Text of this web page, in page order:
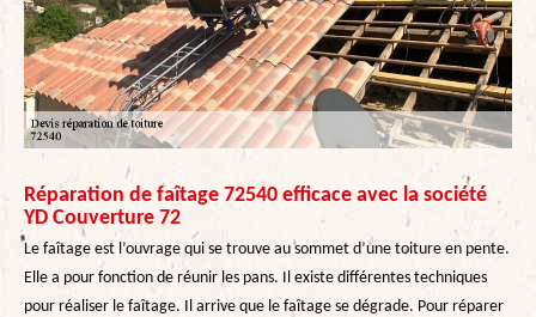
Réparation de faîtage 72540 efficace avec la société
YD Couverture 72
Le faîtage est l’ouvrage qui se trouve au sommet d’une toiture en pente.
Elle a pour fonction de réunir les pans. Il existe différentes techniques
pour réaliser le faîtage. Il arrive que le faîtage se dégrade. Pour réparer